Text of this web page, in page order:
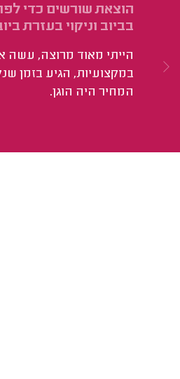
הוצאת שורשים כדי
בביוב וניקוי בעזרת
הייתי מאוד מרוצה, עשה
במקצועיות, הגיע בזמן
המחיר היה הוגן.